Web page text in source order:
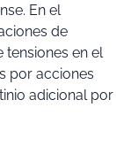
En el
de
tensiones en el
por acciones
adicional por